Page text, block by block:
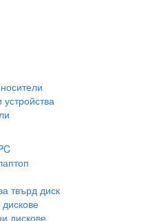
твърд диск
дискове